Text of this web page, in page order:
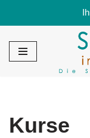
Zum
Kurse